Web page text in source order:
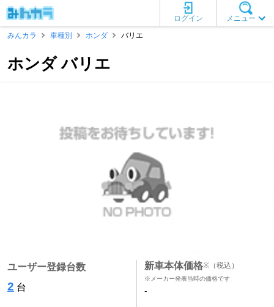
メニュー
ログイン
みんカラ
車種別 ホンダ バリエ
ホンダ バリエ
ユーザー登録台数
2 台
新車本体価格※ （税込）
※メーカー発表当時の価格です
-